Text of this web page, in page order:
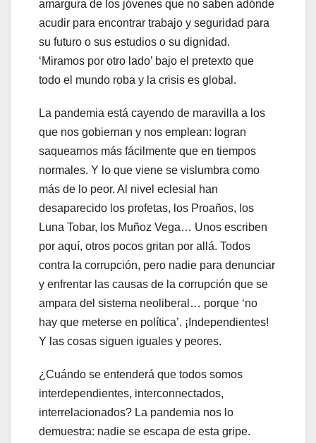
amargura de los jóvenes que no saben adónde
acudir para encontrar trabajo y seguridad para
su futuro o sus estudios o su dignidad.
‘Miramos por otro lado’ bajo el pretexto que
todo el mundo roba y la crisis es global.
La pandemia está cayendo de maravilla a los
que nos gobiernan y nos emplean: logran
saquearnos más fácilmente que en tiempos
normales. Y lo que viene se vislumbra como
más de lo peor. Al nivel eclesial han
desaparecido los profetas, los Proaños, los
Luna Tobar, los Muñoz Vega… Unos escriben
por aquí, otros pocos gritan por allá. Todos
contra la corrupción, pero nadie para denunciar
y enfrentar las causas de la corrupción que se
ampara del sistema neoliberal… porque ‘no
hay que meterse en política’. ¡Independientes!
Y las cosas siguen iguales y peores.
¿Cuándo se entenderá que todos somos
interdependientes, interconnectados,
interrelacionados? La pandemia nos lo
demuestra: nadie se escapa de esta gripe.